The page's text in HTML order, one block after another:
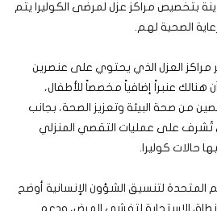
بتخصيص مراكز عزل لمرضى الكوليرا يتم
الصحية لهم.
مراكز العزل الذي يحتوي على عنصرين
هنالك عنبراً إضافياً مخصصاً للأطفال،
من صحة البيئة وتعزيز الصحة، بجانب
تُشرف على عمليات التقصي المنزلي
حالات كوليرا.
المتحدة لتنسيق الشؤون الإنسانية أوضح
نطاق الاستجابة لتفشي المرض، ودعم